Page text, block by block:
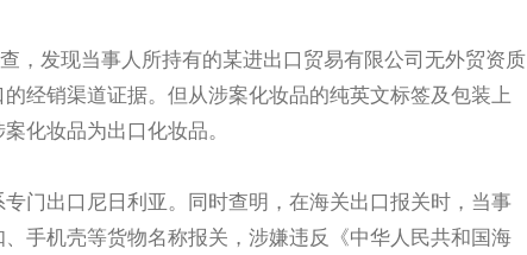
，发现当事人所持有的某进出口贸易有限公司无外贸资质
经销渠道证据。但从涉案化妆品的纯英文标签及包装上
化妆品为出口化妆品。
门出口尼日利亚。同时查明，在海关出口报关时，当事
手机壳等货物名称报关，涉嫌违反《中华人民共和国海